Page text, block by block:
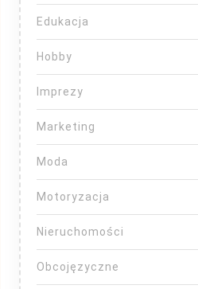
Edukacja
Hobby
Imprezy
Marketing
Moda
Motoryzacja
Nieruchomości
Obcojęzyczne